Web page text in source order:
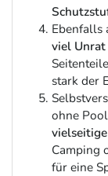
Ebenfalls
viel
stark der
ohne
Camping
für eine